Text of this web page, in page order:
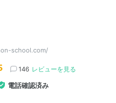
school.com/
146 レビューを見る
電話確認済み